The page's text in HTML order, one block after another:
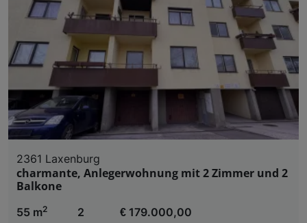
2361 Laxenburg
charmante, Anlegerwohnung mit 2 Zimmer und 2
Balkone
55 m2
2 € 179.000,00